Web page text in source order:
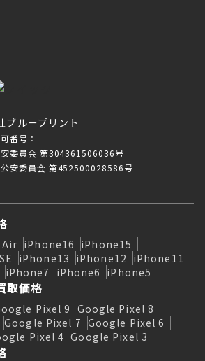
ブループリント
番号：
委員会 第304361506036号
安委員会 第452500028586号
iPhone16 iPhone15
iPhone13 iPhone12 iPhone11
iPhone7 iPhone6 iPhone5
価格
Pixel 9 Google Pixel 8
Google Pixel 7 Google Pixel 6
Pixel 4 Google Pixel 3